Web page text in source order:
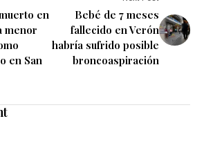
en
menor
en San
Bebé de 7 meses
fallecido en Verón
habría sufrido posible
broncoaspiración